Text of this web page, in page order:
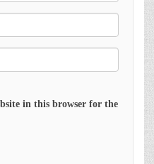
in this browser for the